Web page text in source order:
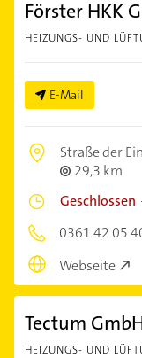
Förster HKK
HEIZUNGS- UND
E-Mail
Straße der
29,3 km
Geschlossen
0361 42 05
Webseite
Tectum
HEIZUNGS- UND